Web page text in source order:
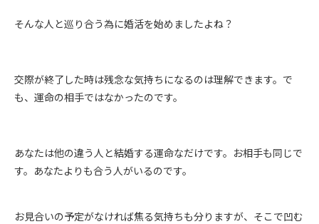
そんな人と巡り合う為に婚活を始めましたよね？
交際が終了した時は残念な気持ちになるのは理解できます。で
も、運命の相手ではなかったのです。
あなたは他の違う人と結婚する運命なだけです。お相手も同じで
す。あなたよりも合う人がいるのです。
お見合いの予定がなければ焦る気持ちも分りますが、そこで凹む